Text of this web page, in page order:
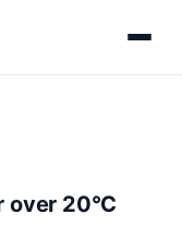
over 20°C